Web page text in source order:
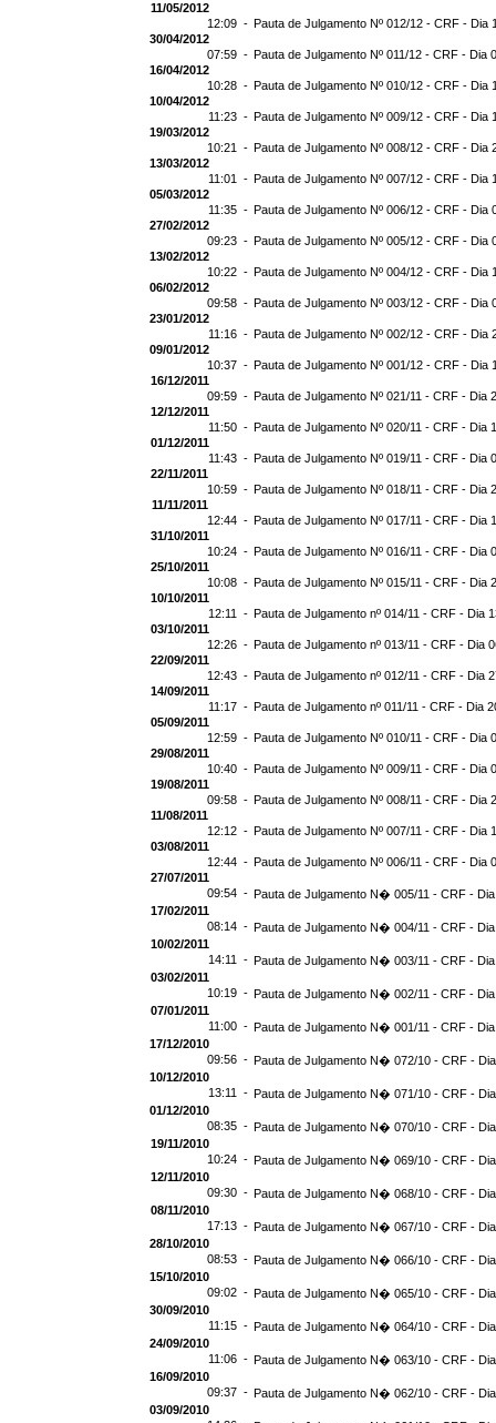
11/05/2012
12:09 - Pauta de Julgamento Nº 012/12 - CRF - Dia
30/04/2012
07:59 - Pauta de Julgamento Nº 011/12 - CRF - Dia
16/04/2012
10:28 - Pauta de Julgamento Nº 010/12 - CRF - Dia
10/04/2012
11:23 - Pauta de Julgamento Nº 009/12 - CRF - Dia
19/03/2012
10:21 - Pauta de Julgamento Nº 008/12 - CRF - Dia
13/03/2012
11:01 - Pauta de Julgamento Nº 007/12 - CRF - Dia
05/03/2012
11:35 - Pauta de Julgamento Nº 006/12 - CRF - Dia
27/02/2012
09:23 - Pauta de Julgamento Nº 005/12 - CRF - Dia
13/02/2012
10:22 - Pauta de Julgamento Nº 004/12 - CRF - Dia
06/02/2012
09:58 - Pauta de Julgamento Nº 003/12 - CRF - Dia
23/01/2012
11:16 - Pauta de Julgamento Nº 002/12 - CRF - Dia
09/01/2012
10:37 - Pauta de Julgamento Nº 001/12 - CRF - Dia
16/12/2011
09:59 - Pauta de Julgamento Nº 021/11 - CRF - Dia
12/12/2011
11:50 - Pauta de Julgamento Nº 020/11 - CRF - Dia
01/12/2011
11:43 - Pauta de Julgamento Nº 019/11 - CRF - Dia
22/11/2011
10:59 - Pauta de Julgamento Nº 018/11 - CRF - Dia
11/11/2011
12:44 - Pauta de Julgamento Nº 017/11 - CRF - Dia
31/10/2011
10:24 - Pauta de Julgamento Nº 016/11 - CRF - Dia
25/10/2011
10:08 - Pauta de Julgamento Nº 015/11 - CRF - Dia
10/10/2011
12:11 - Pauta de Julgamento nº 014/11 - CRF - Dia
03/10/2011
12:26 - Pauta de Julgamento nº 013/11 - CRF - Dia
22/09/2011
12:43 - Pauta de Julgamento nº 012/11 - CRF - Dia
14/09/2011
11:17 - Pauta de Julgamento nº 011/11 - CRF - Dia
05/09/2011
12:59 - Pauta de Julgamento Nº 010/11 - CRF - Dia
29/08/2011
10:40 - Pauta de Julgamento Nº 009/11 - CRF - Dia
19/08/2011
09:58 - Pauta de Julgamento Nº 008/11 - CRF - Dia
11/08/2011
12:12 - Pauta de Julgamento Nº 007/11 - CRF - Dia
03/08/2011
12:44 - Pauta de Julgamento Nº 006/11 - CRF - Dia
27/07/2011
09:54 - Pauta de Julgamento N� 005/11 - CRF - Dia
17/02/2011
08:14 - Pauta de Julgamento N� 004/11 - CRF - Dia
10/02/2011
14:11 - Pauta de Julgamento N� 003/11 - CRF - Dia
03/02/2011
10:19 - Pauta de Julgamento N� 002/11 - CRF - Dia
07/01/2011
11:00 - Pauta de Julgamento N� 001/11 - CRF - Dia
17/12/2010
09:56 - Pauta de Julgamento N� 072/10 - CRF -
10/12/2010
13:11 - Pauta de Julgamento N� 071/10 - CRF -
01/12/2010
08:35 - Pauta de Julgamento N� 070/10 - CRF -
19/11/2010
10:24 - Pauta de Julgamento N� 069/10 - CRF -
12/11/2010
09:30 - Pauta de Julgamento N� 068/10 - CRF -
08/11/2010
17:13 - Pauta de Julgamento N� 067/10 - CRF - Dia
28/10/2010
08:53 - Pauta de Julgamento N� 066/10 - CRF -
15/10/2010
09:02 - Pauta de Julgamento N� 065/10 - CRF -
30/09/2010
11:15 - Pauta de Julgamento N� 064/10 - CRF -
24/09/2010
11:06 - Pauta de Julgamento N� 063/10 - CRF -
16/09/2010
09:37 - Pauta de Julgamento N� 062/10 - CRF -
03/09/2010